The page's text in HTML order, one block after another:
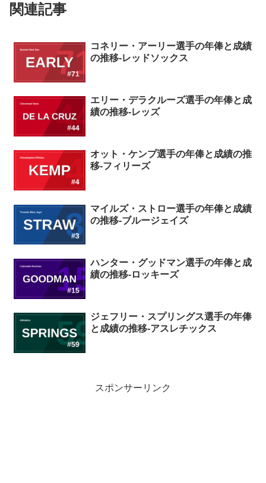
関連記事
コネリー・アーリー選手の年俸と成績
の推移-レッドソックス
エリー・デラクルーズ選手の年俸と成
績の推移-レッズ
オット・ケンプ選手の年俸と成績の推
移-フィリーズ
マイルズ・ストロー選手の年俸と成績
の推移-ブルージェイズ
ハンター・グッドマン選手の年俸と成
績の推移-ロッキーズ
ジェフリー・スプリングス選手の年俸
と成績の推移-アスレチックス
スポンサーリンク